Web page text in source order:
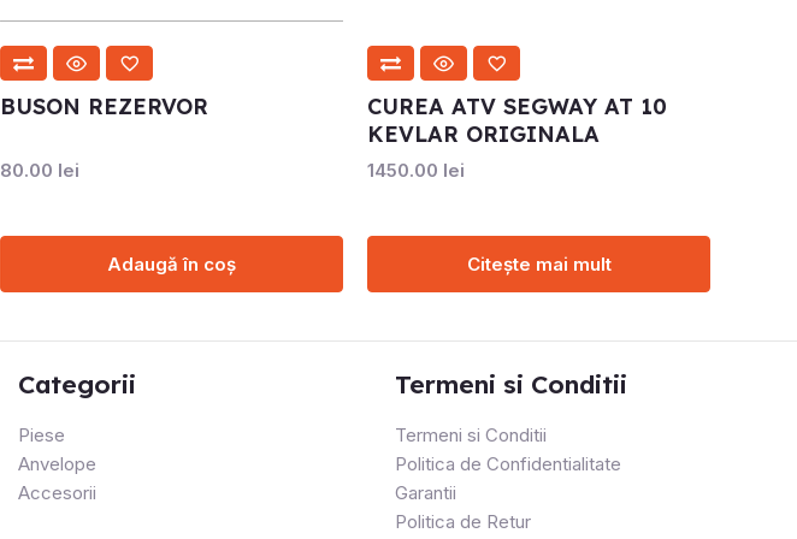
BUSON REZERVOR
80.00 lei
Adaugă în coș
CUREA ATV SEGWAY AT 10
KEVLAR ORIGINALA
1450.00 lei
Citește mai mult
Categorii
Piese
Anvelope
Accesorii
Termeni si Conditii
Termeni si Conditii
Politica de Confidentialitate
Garantii
Politica de Retur